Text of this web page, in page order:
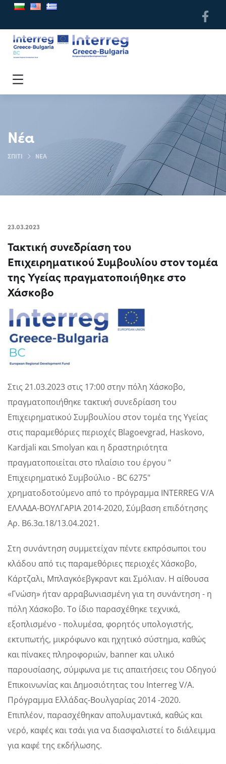
Νέα
ΣΠΊΤΙ ΝΈΑ
23.03.2023
Τακτική συνεδρίαση του
Επιχειρηματικού Συμβουλίου στον τομέα
της Υγείας πραγματοποιήθηκε στο
Χάσκοβο
Στις 21.03.2023 στις 17:00 στην πόλη Χάσκοβο,
πραγματοποιήθηκε τακτική συνεδρίαση του
Επιχειρηματικού Συμβουλίου στον τομέα της Υγείας
στις παραμεθόριες περιοχές Blagoevgrad, Haskovo,
Kardjali και Smolyan και η δραστηριότητα
πραγματοποιείται στο πλαίσιο του έργου "
Επιχειρηματικό Συμβούλιο - BC 6275"
χρηματοδοτούμενο από το πρόγραμμα INTERREG V/A
ΕΛΛΑΔΑ-ΒΟΥΛΓΑΡΙΑ 2014-2020, Σύμβαση επιδότησης
Αρ. Β6.3α.18/13.04.2021.
Στη συνάντηση συμμετείχαν πέντε εκπρόσωποι του
κλάδου από τις παραμεθόριες περιοχές Χάσκοβο,
Κάρτζαλι, Μπλαγκόεβγκραντ και Σμόλιαν. Η αίθουσα
«Γνώση» ήταν αρραβωνιασμένη για τη συνάντηση - η
πόλη Χάσκοβο. Το ίδιο παρασχέθηκε τεχνικά,
εξοπλισμένο - πολυμέσα, φορητός υπολογιστής,
εκτυπωτής, μικρόφωνο και ηχητικό σύστημα, καθώς
και πίνακες πληροφοριών, banner και υλικό
παρουσίασης, σύμφωνα με τις απαιτήσεις του Οδηγού
Επικοινωνίας και Δημοσιότητας του Interreg V/A.
Πρόγραμμα Ελλάδας-Βουλγαρίας 2014 -2020.
Επιπλέον, παρασχέθηκαν απολυμαντικά, καθώς και
νερό, καφές και τσάι για να διασφαλιστεί το διάλειμμα
για καφέ της εκδήλωσης.